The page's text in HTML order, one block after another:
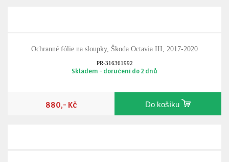
Ochranné fólie na sloupky, Škoda Octavia III, 2017-2020
PR-316361992
Skladem - doručení do 2 dnů
880,- Kč Do košíku